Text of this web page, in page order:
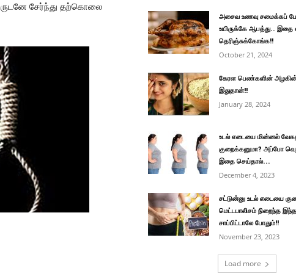
சேர்ந்து தற்கொலை
அசைவ உணவு சமைக்கப்
உயிருக்கே ஆபத்து.. இதை
தெரிஞ்சுக்கோங்க!!
October 21, 2024
கேரள பெண்களின் அழகின்
இதுதான்!!
January 28, 2024
உடல் எடையை மின்னல்
குறைக்கனுமா? அப்போ
இதை செய்தால்...
December 4, 2023
சட்டுன்னு உடல் எடையை
மெட்டபாலிசம் நிறைந்த
சாப்பிட்டாலே போதும்!!
November 23, 2023
Load more